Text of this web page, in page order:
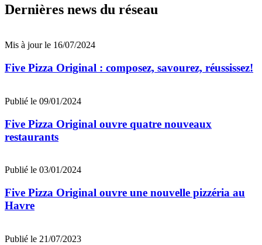
Dernières news du réseau
Mis à jour le 16/07/2024
Five Pizza Original : composez, savourez, réussissez!
Publié le 09/01/2024
Five Pizza Original ouvre quatre nouveaux
restaurants
Publié le 03/01/2024
Five Pizza Original ouvre une nouvelle pizzéria au
Havre
Publié le 21/07/2023